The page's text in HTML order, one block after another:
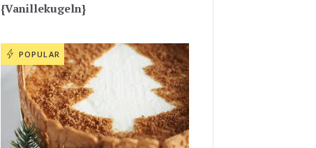
{Vanillekugeln}
POPULAR